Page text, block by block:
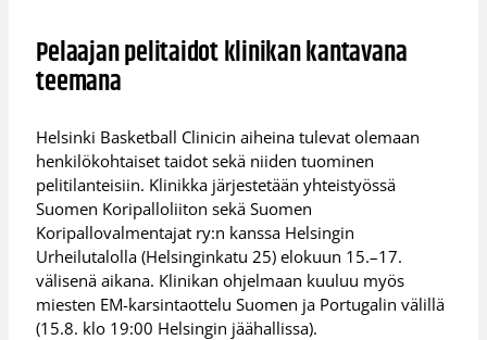
Pelaajan pelitaidot klinikan kantavana
teemana
Helsinki Basketball Clinicin aiheina tulevat olemaan
henkilökohtaiset taidot sekä niiden tuominen
pelitilanteisiin. Klinikka järjestetään yhteistyössä
Suomen Koripalloliiton sekä Suomen
Koripallovalmentajat ry:n kanssa Helsingin
Urheilutalolla (Helsinginkatu 25) elokuun 15.–17.
välisenä aikana. Klinikan ohjelmaan kuuluu myös
miesten EM-karsintaottelu Suomen ja Portugalin välillä
(15.8. klo 19:00 Helsingin jäähallissa).